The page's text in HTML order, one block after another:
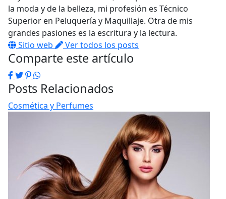
la moda y de la belleza, mi profesión es Técnico
Superior en Peluquería y Maquillaje. Otra de mis
grandes pasiones es la escritura y la lectura.
Sitio web
Ver todos los posts
Comparte este artículo
Facebook
Twitter
Pinterest
WhatsApp
Posts Relacionados
Cosmética y Perfumes